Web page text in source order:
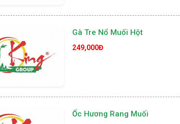
Gà Tre Nổ Muối Hột
249,000Đ
Ốc Hương Rang Muối